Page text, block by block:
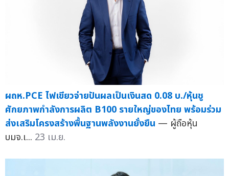
ผถห.PCE ไฟเขียวจ่ายปันผลเป็นเงินสด 0.08 บ./หุ้นชู
ศักยภาพกำลังการผลิต B100 รายใหญ่ของไทย พร้อมร่วม
ส่งเสริมโครงสร้างพื้นฐานพลังงานยั่งยืน — ผู้ถือหุ้น
บมจ.เ... 23 เม.ย.